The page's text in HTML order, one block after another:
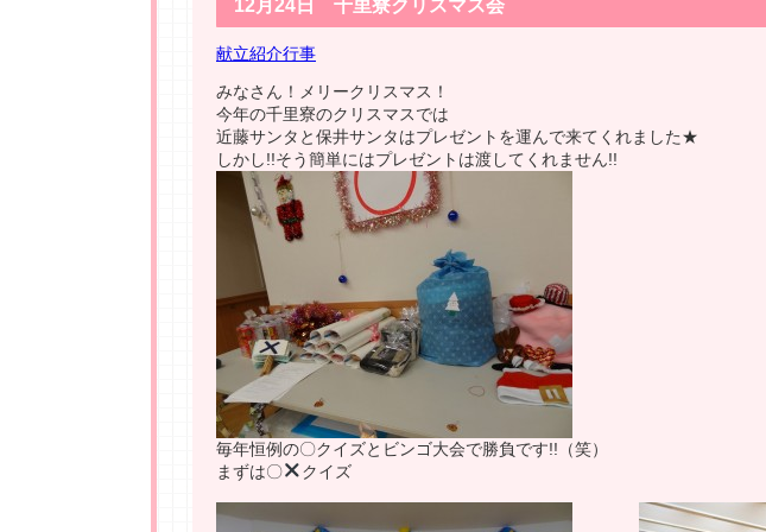
12月24日 千里寮クリスマス会
献立紹介行事
みなさん！メリークリスマス！
今年の千里寮のクリスマスでは
近藤サンタと保井サンタはプレゼントを運んで来てくれました★
しかし!!そう簡単にはプレゼントは渡してくれません!!
毎年恒例の〇クイズとビンゴ大会で勝負です!!（笑）
まずは〇
クイズ